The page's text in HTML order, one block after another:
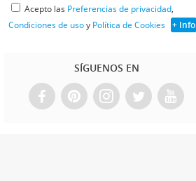
Acepto las Preferencias de privacidad,
Condiciones de usoy Política de Cookies + Info
SÍGUENOS EN